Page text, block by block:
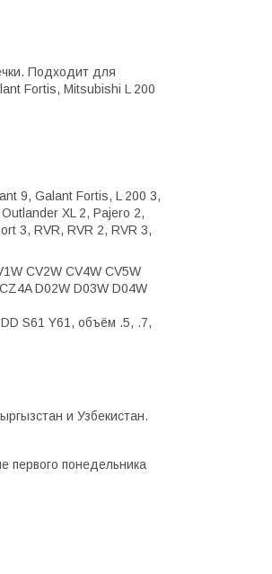
Подходит для
Fortis, Mitsubishi L 200
9, Galant Fortis, L 200 3,
XL 2, Pajero 2,
3, RVR, RVR 2, RVR 3,
CV2W CV4W CV5W
D02W D03W D04W
S61 Y61, объём .5, .7,
и Узбекистан.
первого понедельника